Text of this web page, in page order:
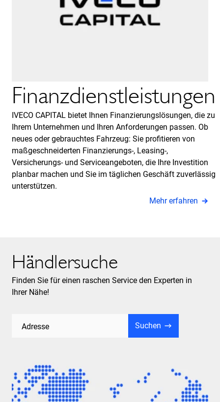
Finanzdienstleistungen
IVECO CAPITAL bietet Ihnen Finanzierungslösungen, die zu
Ihrem Unternehmen und Ihren Anforderungen passen. Ob
neues oder gebrauchtes Fahrzeug: Sie profitieren von
maßgeschneiderten Finanzierungs-, Leasing-,
Versicherungs- und Serviceangeboten, die Ihre Investition
planbar machen und Sie im täglichen Geschäft zuverlässig
unterstützen.
Mehr erfahren
Händlersuche
Finden Sie für einen raschen Service den Experten in
Ihrer Nähe!
Adresse Suchen